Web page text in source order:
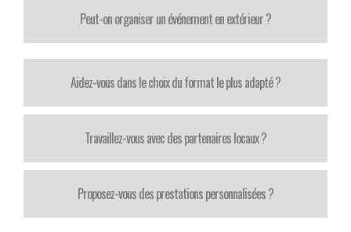
Peut-on organiser un événement en extérieur ?
Aidez-vous dans le choix du format le plus adapté ?
Travaillez-vous avec des partenaires locaux ?
Proposez-vous des prestations personnalisées ?